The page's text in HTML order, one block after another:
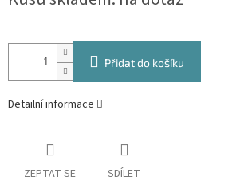
Přidat do košíku
Detailní informace
ZEPTAT SE SDÍLET